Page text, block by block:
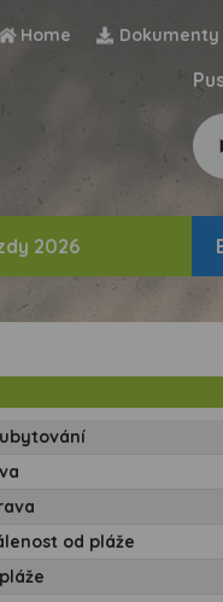
Home
2026
od pláže